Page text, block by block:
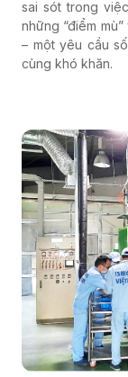
sai sót trong
những “điểm
– một yêu cầu
cùng khó khăn.